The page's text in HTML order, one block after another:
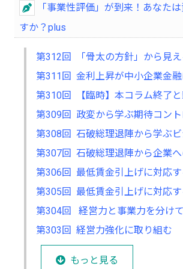
「事業性評価」が到来！あなた
すか？plus
第311回 金利上昇が中小企業金
第309回 政変から学ぶ期待コン
第308回 石破総理退陣から学ぶ
第307回 石破総理退陣から企業
第306回 最低賃金引上げに対応
第305回 最低賃金引上げに対応
第304回 経営力と事業力を分け
第303回 経営力強化に取り組む
もっと見る